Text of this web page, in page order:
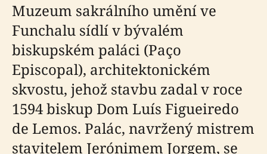
Muzeum sakrálního umění ve
Funchalu sídlí v bývalém
biskupském paláci (Paço
Episcopal), architektonickém
skvostu, jehož stavbu zadal v roce
1594 biskup Dom Luís Figueiredo
de Lemos. Palác, navržený mistrem
stavitelem Jerónimem Jorgem, se